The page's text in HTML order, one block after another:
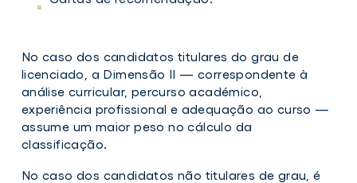
No caso dos candidatos titulares do grau de
licenciado, a Dimensão II — correspondente à
análise curricular, percurso académico,
experiência profissional e adequação ao curso —
assume um maior peso no cálculo da
classificação.
No caso dos candidatos não titulares de grau, é